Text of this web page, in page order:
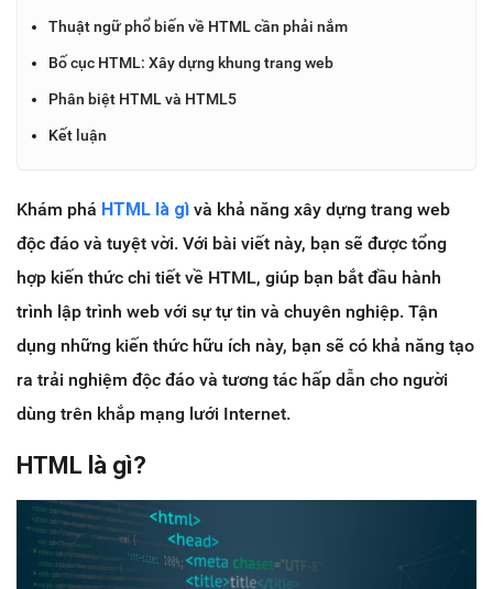
Thuật ngữ phổ biến về HTML cần phải nắm
Bố cục HTML: Xây dựng khung trang web
Phân biệt HTML và HTML5
Kết luận
Khám phá HTML là gì và khả năng xây dựng trang web
độc đáo và tuyệt vời. Với bài viết này, bạn sẽ được tổng
hợp kiến thức chi tiết về HTML, giúp bạn bắt đầu hành
trình lập trình web với sự tự tin và chuyên nghiệp. Tận
dụng những kiến thức hữu ích này, bạn sẽ có khả năng tạo
ra trải nghiệm độc đáo và tương tác hấp dẫn cho người
dùng trên khắp mạng lưới Internet.
HTML là gì?